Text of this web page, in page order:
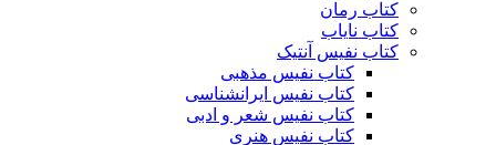
کتاب رمان
کتاب نایاب
کتاب نفیس آنتیک
کتاب نفیس مذهبی
کتاب نفیس ایرانشناسی
کتاب نفیس شعر و ادبی
کتاب نفیس هنری